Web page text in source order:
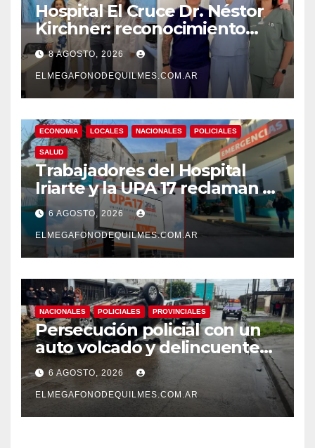
Hospital El Cruce Dr. Néstor
Kirchner: reconocimiento
internacional a la calidad de
su atención
8 AGOSTO, 2026
ELMEGAFONODEQUILMES.COM.AR
ECONOMIA LOCALES NACIONALES POLICIALES
SALUD
Trabajadores del Hospital
Iriarte y la UPA 17 reclaman el
pase a planta de becarios y
mejoras laborales
6 AGOSTO, 2026
ELMEGAFONODEQUILMES.COM.AR
NACIONALES POLICIALES PROVINCIALES
Persecución policial con un
auto volcado y delincuentes
detenidos en San Francisco
Solano
6 AGOSTO, 2026
ELMEGAFONODEQUILMES.COM.AR